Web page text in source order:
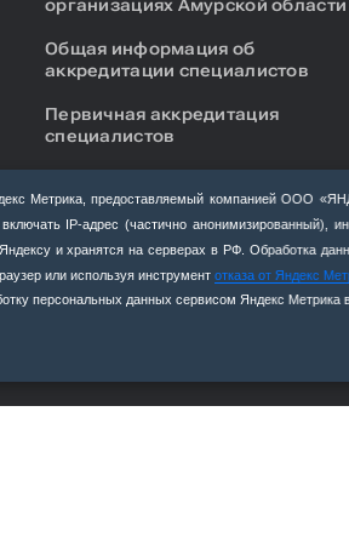
Метрика, предоставляемый компанией ООО
IP‑адрес (частично
и хранятся на серверах в РФ. Обработка
или используя инструментотказа от Яндекс
персональных данных сервисом Яндекс Метрика
организациях Амурской области
Общая информация об
аккредитации специалистов
Первичная аккредитация
специалистов
аккредитации специалистов